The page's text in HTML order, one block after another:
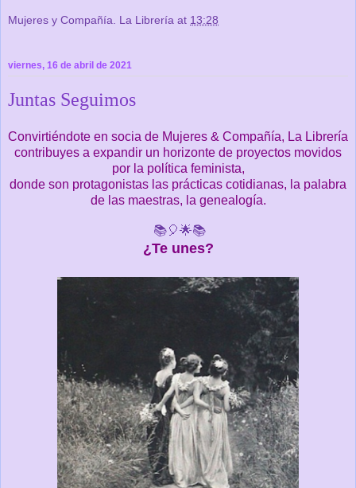
Mujeres y Compañía. La Librería at 13:28
viernes, 16 de abril de 2021
Juntas Seguimos
Convirtiéndote en socia de Mujeres & Compañía, La Librería
contribuyes a expandir un horizonte de proyectos movidos
por la política feminista,
donde son protagonistas las prácticas cotidianas, la palabra
de las maestras, la genealogía.
📚🎈🌟📚
¿Te unes?